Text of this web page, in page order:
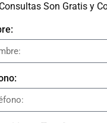
Son Gratis y